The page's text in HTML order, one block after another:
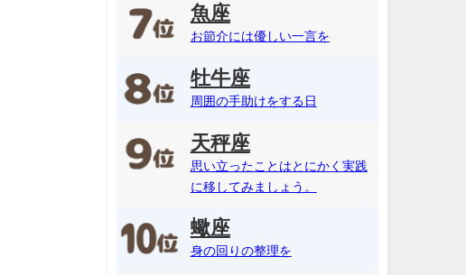
魚座
お節介には優しい一言を
牡牛座
周囲の手助けをする日
天秤座
思い立ったことはとにかく実践
に移してみましょう。
蠍座
身の回りの整理を